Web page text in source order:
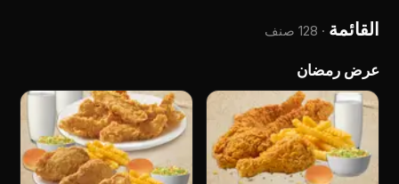
القائمة · 128 صنف
عرض رمضان